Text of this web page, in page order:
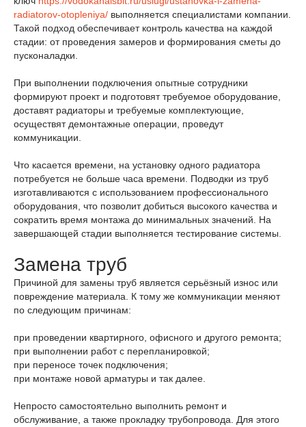
radiatorov-otopleniya/ выполняется специалистами компании.
Такой подход обеспечивает контроль качества на каждой
стадии: от проведения замеров и формирования сметы до
пусконаладки.
При выполнении подключения опытные сотрудники
формируют проект и подготовят требуемое оборудование,
доставят радиаторы и требуемые комплектующие,
осуществят демонтажные операции, проведут
коммуникации.
Что касается времени, на установку одного радиатора
потребуется не больше часа времени. Подводки из труб
изготавливаются с использованием профессионального
оборудования, что позволит добиться высокого качества и
сократить время монтажа до минимальных значений. На
завершающей стадии выполняется тестирование системы.
Замена труб
Причиной для замены труб является серьёзный износ или
повреждение материала. К тому же коммуникации меняют
по следующим причинам:
при проведении квартирного, офисного и другого ремонта;
при выполнении работ с перепланировкой;
при переносе точек подключения;
при монтаже новой арматуры и так далее.
Непросто самостоятельно выполнить ремонт и
обслуживание, а также прокладку трубопровода. Для этого